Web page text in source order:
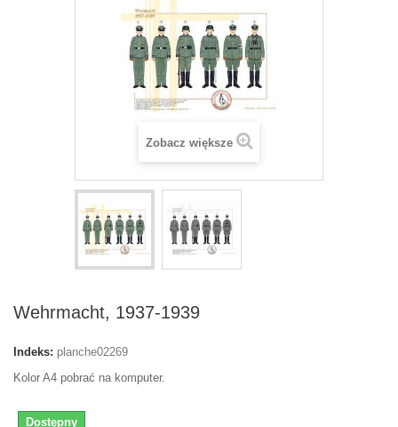
Zobacz większe
Wehrmacht, 1937-1939
Indeks: planche02269
Kolor A4 pobrać na komputer.
Dostępny